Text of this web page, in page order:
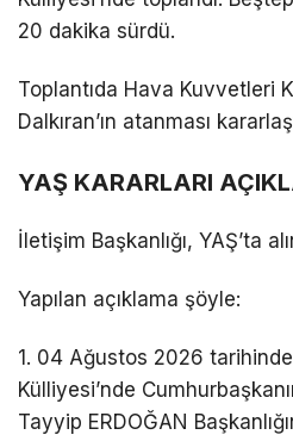
20 dakika sürdü.
Toplantıda Hava Kuvvetleri
Dalkıran’ın atanması
YAŞ KARARLARI
İletişim Başkanlığı, YAŞ’ta
Yapılan açıklama şöyle:
1. 04 Ağustos 2026 tarihinde
Külliyesi’nde
Tayyip ERDOĞAN